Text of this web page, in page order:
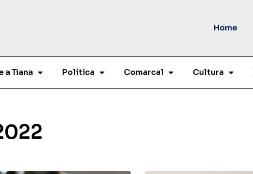
Home
a Tiana Política Comarcal Cultura